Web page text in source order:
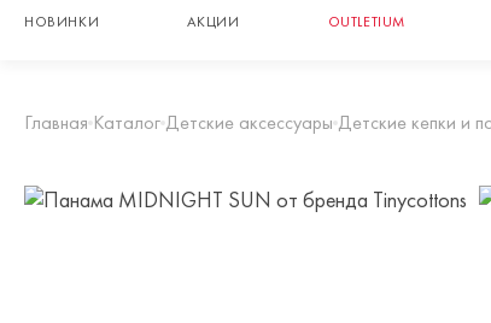
НОВИНКИ АКЦИИ OUTLETIUM
Главная Каталог Детские аксессуары Детские кепки и